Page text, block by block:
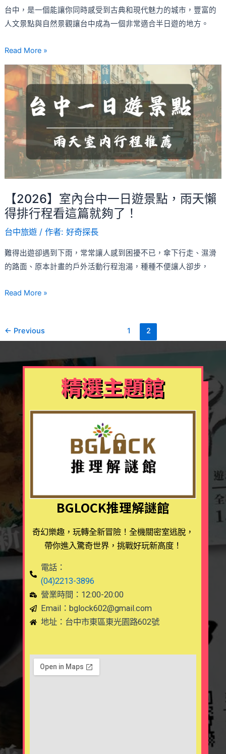
台中，是一個能讓你同時感受到古典和現代魅力的城市，豐富的
人文景點與自然景觀讓台中成為一個非常適合半日遊的地方。
驗，
古
交
的
7
個
景
點
推
Read More »
【2026】室內台中一日遊景點，雨天懶
得排行程看這篇就夠了！
台中旅遊/ 作者: 好奇探長
難得出遊卻遇到下雨，常常讓人感到困擾不已，傘下行走、濕滑
的路面、原本計畫的戶外活動行程泡湯，種種不便讓人卻步，
【2026】
室
內
台
中
一
景
點，
雨
天
懶
得
排
程
篇
就
Read More »
← Previous 1 2
精選主題館
BGLOCK推理解謎館
奇幻樂趣，玩轉全新冒險！全機關密室逃脫，
帶你進入驚奇世界，挑戰好玩新高度！
電話：
(04)2213-3896
營業時間：12:00-20:00
Email： bglock602@gmail.com
地址：台中市東區東光園路602號